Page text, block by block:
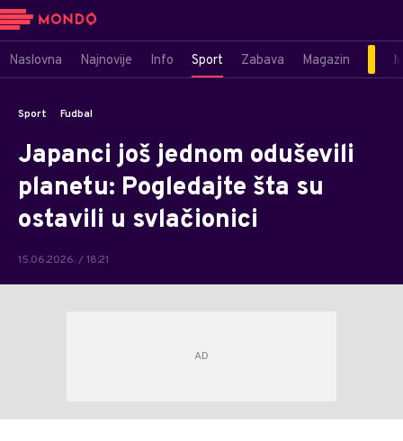
Naslovna Najnovije Info Sport Zabava Magazin
Sport Fudbal
Japanci još jednom oduševili
planetu: Pogledajte šta su
ostavili u svlačionici
15.06.2026. / 18:21